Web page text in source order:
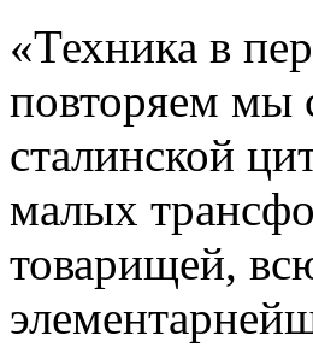
«Техника в
повторяем мы
сталинской
малых
товарищей,